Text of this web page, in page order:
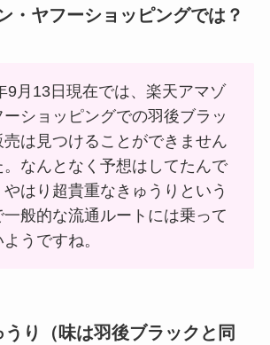
・ヤフーショッピングでは？
9月13日現在では、楽天アマゾ
ーショッピングでの羽後ブラッ
売は見つけることができません
。なんとなく予想はしてたんで
やはり超貴重なきゅうりという
一般的な流通ルートには乗って
うですね。
り（味は羽後ブラックと同